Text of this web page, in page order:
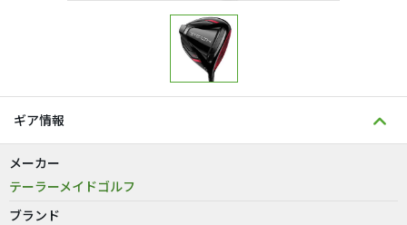
ギア情報
メーカー
テーラーメイドゴルフ
ブランド